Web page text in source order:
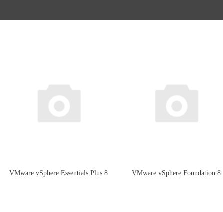
VMware vSphere Essentials Plus 8 VMware vSphere Foundation 8